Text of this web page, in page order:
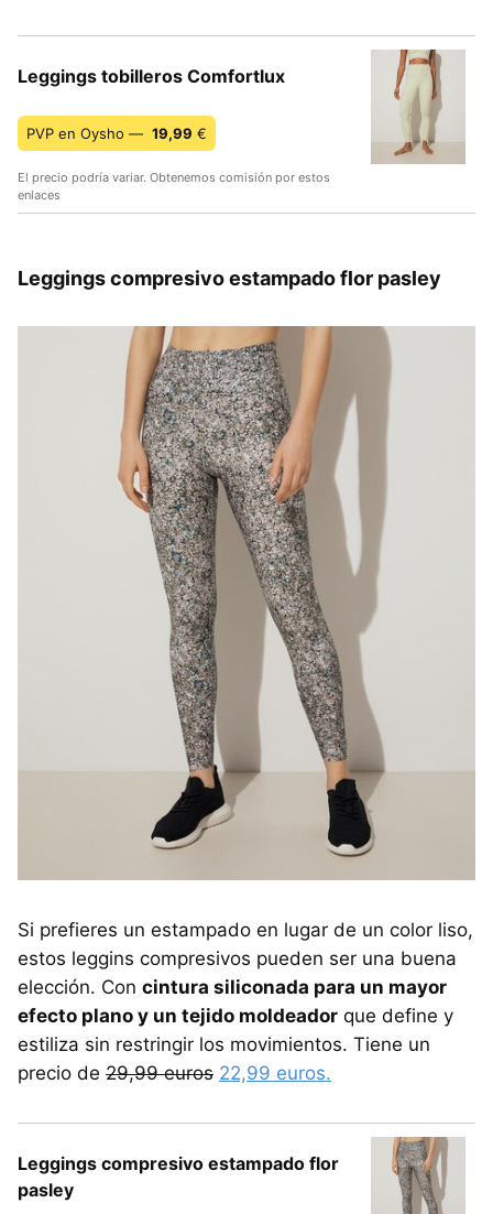
Leggings tobilleros Comfortlux
PVP en Oysho — 19,99 €
El precio podría variar. Obtenemos comisión por estos
enlaces
Leggings compresivo estampado flor pasley
Si prefieres un estampado en lugar de un color liso,
estos leggins compresivos pueden ser una buena
elección. Con cintura siliconada para un mayor
efecto plano y un tejido moldeador que define y
estiliza sin restringir los movimientos. Tiene un
precio de 29,99 euros 22,99 euros.
Leggings compresivo estampado flor
pasley